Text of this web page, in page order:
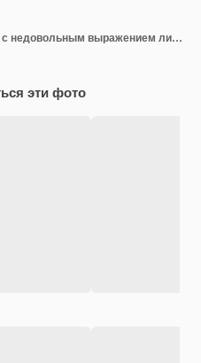
Двое сотрудников в очках с недовольным выражением лица, смущенно гримасничают и жестикулируют, чувствуя разочарование. Смущенные коллеги мужского и женского пола просят объяснений, глядя
эти фото